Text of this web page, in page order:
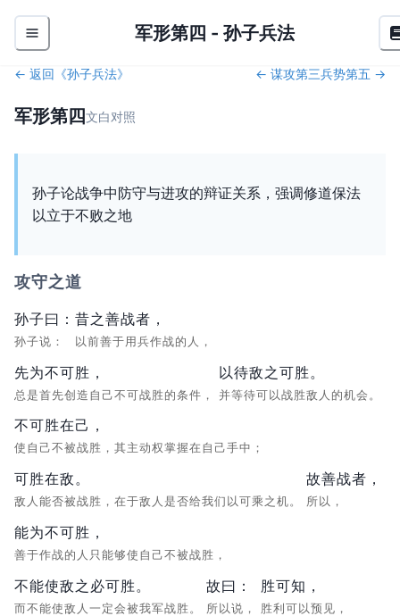
军形第四 - 孙子兵法
← 返回《孙子兵法》 ← 谋攻第三兵势第五 →
军形第四文白对照
孙子论战争中防守与进攻的辩证关系，强调修道保法
以立于不败之地
攻守之道
孙子曰：
孙子说：
昔之善战者，
以前善于用兵作战的人，
先为不可胜，
总是首先创造自己不可战胜的条件，
以待敌之可胜。
并等待可以战胜敌人的机会。
不可胜在己，
使自己不被战胜，其主动权掌握在自己手中；
可胜在敌。
敌人能否被战胜，在于敌人是否给我们以可乘之机。
故善战者，
所以，
能为不可胜，
善于作战的人只能够使自己不被战胜，
不能使敌之必可胜。
而不能使敌人一定会被我军战胜。
故曰：
所以说，
胜可知，
胜利可以预见，